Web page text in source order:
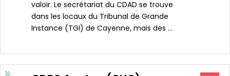
valoir. Le secrétariat du CDAD se trouve
dans les locaux du Tribunal de Grande
Instance (TGI) de Cayenne, mais des ...